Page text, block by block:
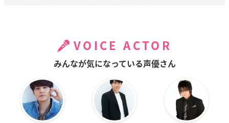
VOICE ACTOR
みんなが気になっている声優さん